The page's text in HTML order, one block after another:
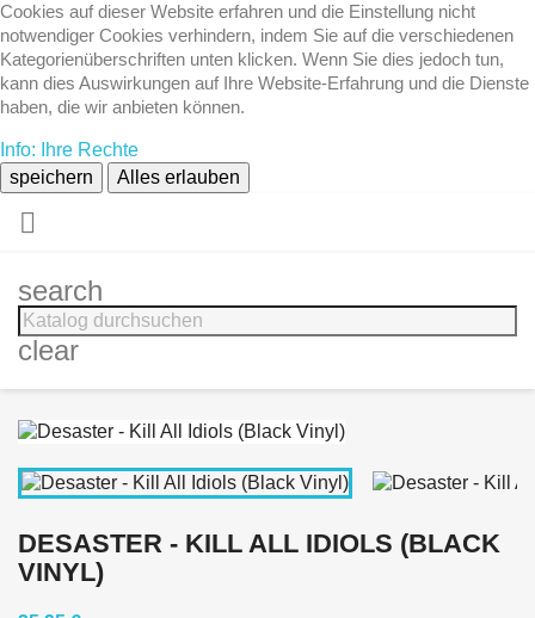
Cookies auf dieser Website erfahren und die Einstellung nicht
notwendiger Cookies verhindern, indem Sie auf die verschiedenen
Kategorienüberschriften unten klicken. Wenn Sie dies jedoch tun,
kann dies Auswirkungen auf Ihre Website-Erfahrung und die Dienste
haben, die wir anbieten können.
Info: Ihre Rechte
speichern
Alles erlauben

search
clear
DESASTER - KILL ALL IDIOLS (BLACK
VINYL)